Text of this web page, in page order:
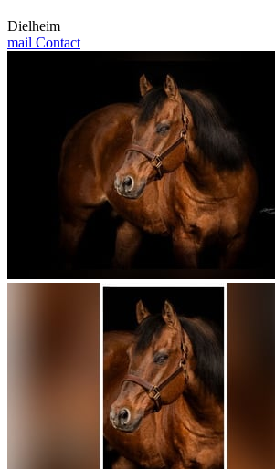
Dielheim
mail Contact